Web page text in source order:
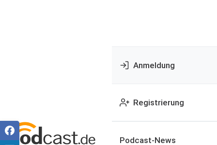
Anmeldung
Registrierung
Podcast-News